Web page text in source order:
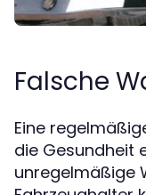
Falsche
Eine
die Gesundheit
unregelmäßige